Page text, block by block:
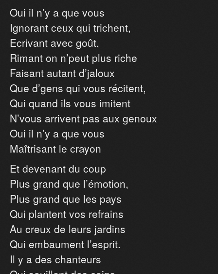
Oui il n’y a que vous
Ignorant ceux qui trichent,
Ecrivant avec goût,
Rimant on n’peut plus riche
Faisant autant d’jaloux
Que d’gens qui vous récitent,
Qui quand ils vous imitent
N’vous arrivent pas aux genoux
Oui il n’y a que vous
Maîtrisant le crayon
Et devenant du coup
Plus grand que l’émotion,
Plus grand que les pays
Qui plantent vos refrains
Au creux de leurs jardins
Qui embaument l’esprit.
Il y a des chanteurs